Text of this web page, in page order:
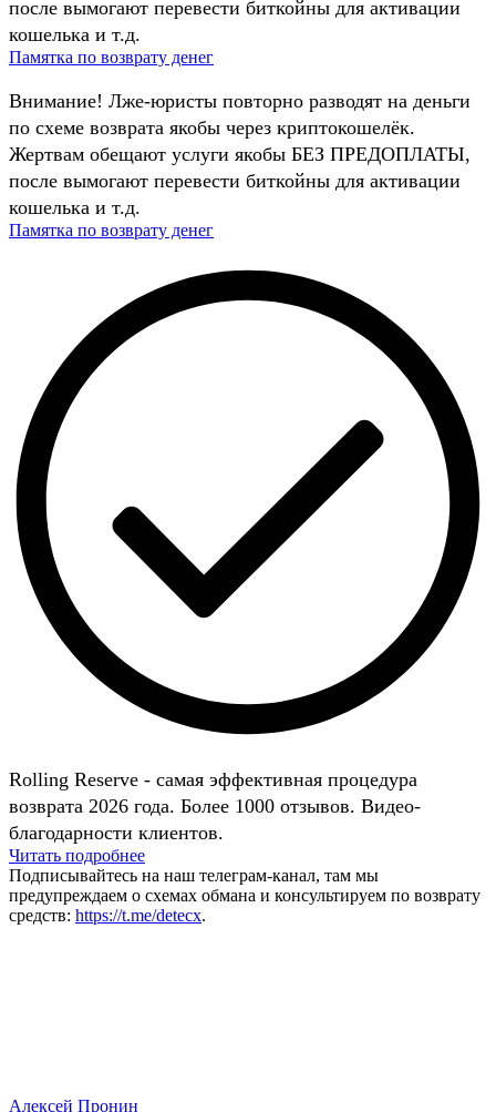
после вымогают перевести биткойны для активации
кошелька и т.д.
Памятка по возврату денег
Внимание! Лже-юристы повторно разводят на деньги
по схеме возврата якобы через криптокошелёк.
Жертвам обещают услуги якобы БЕЗ ПРЕДОПЛАТЫ,
после вымогают перевести биткойны для активации
кошелька и т.д.
Памятка по возврату денег
Rolling Reserve - самая эффективная процедура
возврата 2026 года. Более 1000 отзывов. Видео-
благодарности клиентов.
Читать подробнее
Подписывайтесь на наш телеграм-канал, там мы
предупреждаем о схемах обмана и консультируем по возврату
средств: https://t.me/detecx.
Алексей Пронин